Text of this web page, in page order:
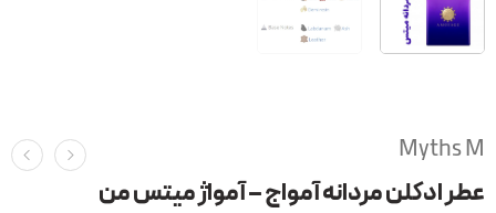
Myths M
عطر ادکلن مردانه آمواج – آمواژ میتس من